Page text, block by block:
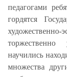
педагогами
гордятся
научились
множества